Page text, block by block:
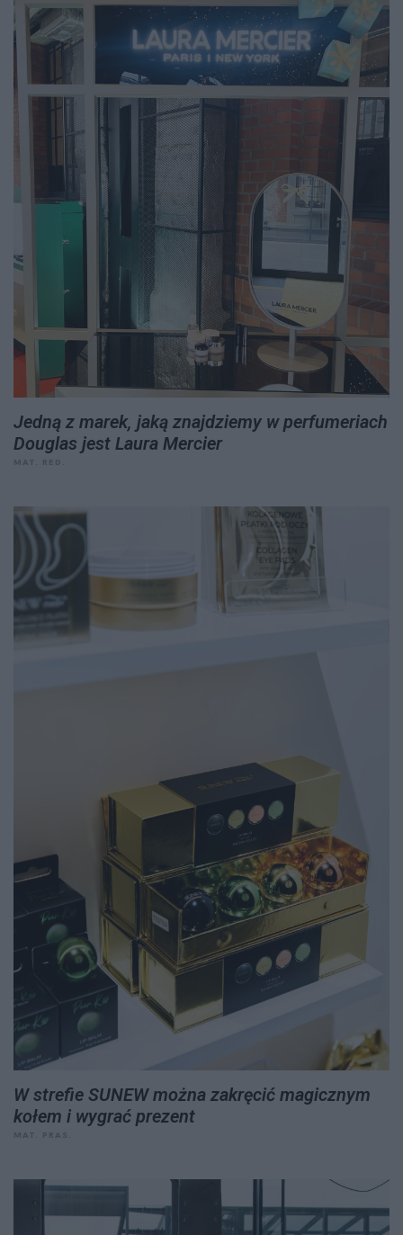
Jedną z marek, jaką znajdziemy w perfumeriach
Douglas jest Laura Mercier
W strefie SUNEW można zakręcić magicznym
kołem i wygrać prezent